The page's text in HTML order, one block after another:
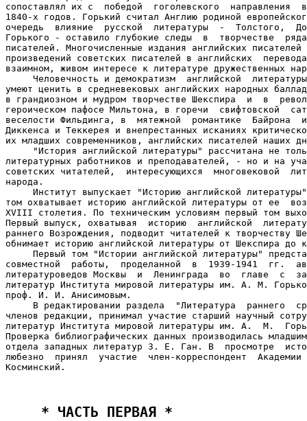
сопоставлял их с  победой  гоголевского  направления
1840-х годов. Горький считал Англию родиной
очередь  влияние  русской  литературы  -  Толстого,
Горького - оставило глубокие следы  в  творчестве
писателей. Многочисленные издания английских
произведений советских писателей в английских
взаимном, живом интересе к литературе дружественных
Человечность и демократизм  английской
умеют ценить в средневековых английских народных
в грандиозном и мудром творчестве Шекспира  и  в
героическом пафосе Мильтона, в горечи  свифтовской
веселости Фильдинга, в  мятежной  романтике  Байрона
Диккенса и Теккерея и внепрестанных исканиях
их младших современников, английских писателей наших
"История английской литературы" рассчитана не
литературных работников и преподавателей, - но и на
советских читателей,  интересующихся  многовековой
народа.
Институт выпускает "Историю английской
том охватывает историю английской литературы от ее
XVIII столетия. По техническим условиям первый том
Первый выпуск, охватывая  историю  английской
раннего Возрождения, подводит читателей к творчеству
обнимает историю английской литературы от Шекспира
Первый том "Истории английской литературы"
совместной  работы,  проделанной  в  1939-1941  гг.
литературоведов Москвы  и  Ленинграда  во  главе  с
литератур Института мировой литературы им. А. М.
проф. И. И. Анисимовым.
В редактировании раздела  "Литература  раннего
членов редакции, принимал участие старший научный
литератур Института мировой литературы им. А.  М.
Проверка библиографических данных производилась
отдела западных литератур З. Е. Ган. В  просмотре
любезно  принял  участие  член-корреспондент
Косминский.
* ЧАСТЬ ПЕРВАЯ *